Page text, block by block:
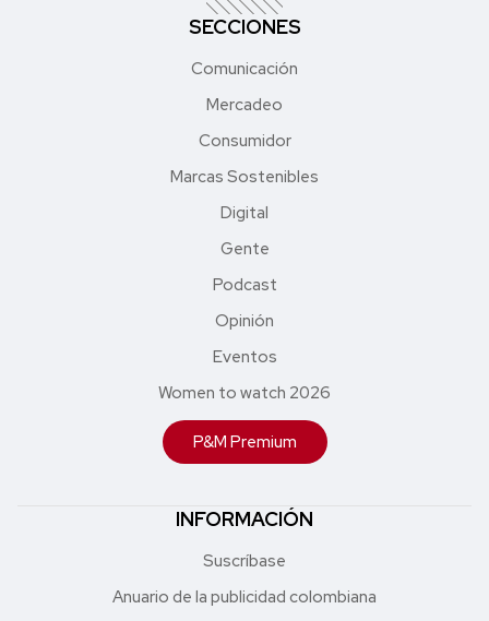
SECCIONES
Comunicación
Mercadeo
Consumidor
Marcas Sostenibles
Digital
Gente
Podcast
Opinión
Eventos
Women to watch 2026
P&M Premium
INFORMACIÓN
Suscríbase
Anuario de la publicidad colombiana